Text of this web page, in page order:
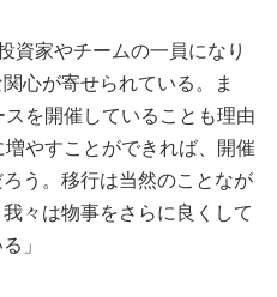
資家やチームの一員になり
心が寄せられている。ま
を開催していることも理由
やすことができれば、開催
う。移行は当然のことなが
々は物事をさらに良くして
」